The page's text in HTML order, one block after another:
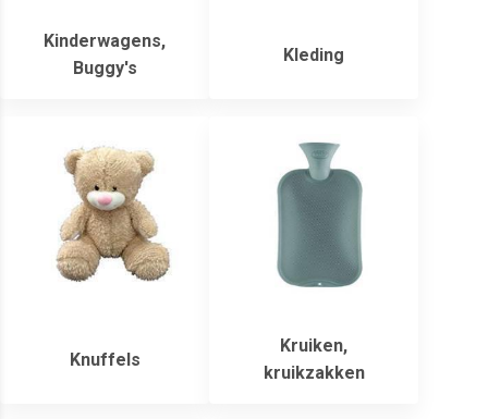
Kinderwagens,
Buggy's
Kleding
Knuffels
Kruiken,
kruikzakken